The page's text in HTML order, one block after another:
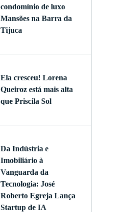
condomínio de luxo
Mansões na Barra da
Tijuca
Ela cresceu! Lorena
Queiroz está mais alta
que Priscila Sol
Da Indústria e
Imobiliário à
Vanguarda da
Tecnologia: José
Roberto Egreja Lança
Startup de IA